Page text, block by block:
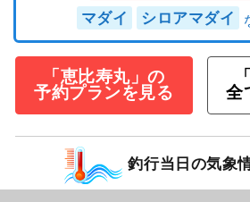
マダイ シロアマダイ
「恵比寿丸」の
予約プランを見る
全
釣行当日の気象